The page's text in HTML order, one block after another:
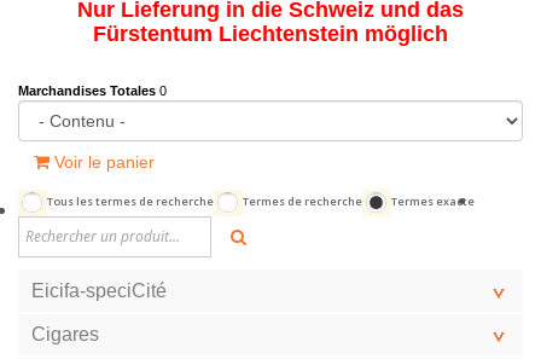
Nur Lieferung in die Schweiz und das
Fürstentum Liechtenstein möglich
Marchandises Totales 0
Voir le panier
Tous les termes de recherche Termes de recherche Termes exacte
Eicifa-speciCité
Cigares